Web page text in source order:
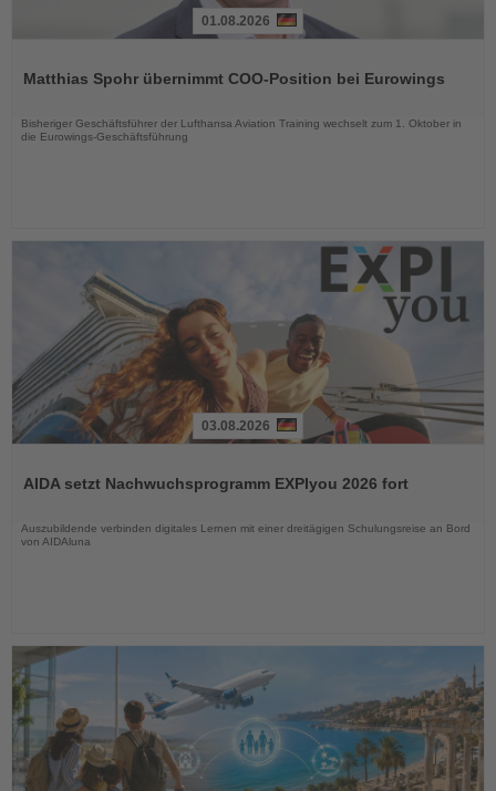
die
01.08.2026
Matthias Spohr übernimmt COO-Position bei Eurowings
Bisheriger Geschäftsführer der Lufthansa Aviation Training wechselt zum 1. Oktober in
die Eurowings-Geschäftsführung
die
03.08.2026
AIDA setzt Nachwuchsprogramm EXPIyou 2026 fort
Auszubildende verbinden digitales Lernen mit einer dreitägigen Schulungsreise an Bord
von AIDAluna